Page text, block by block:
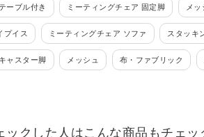
ーブル付き ミーティングチェア 固定脚 メッ
プイス ミーティングチェア ソファ スタッキ
ャスター脚 メッシュ 布・ファブリック
ックした人はこんな商品もチェッ